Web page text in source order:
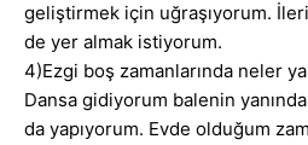
geliştirmek için uğraşıyorum.
de yer almak istiyorum.
4)Ezgi boş zamanlarında neler
Dansa gidiyorum balenin
da yapıyorum. Evde olduğum